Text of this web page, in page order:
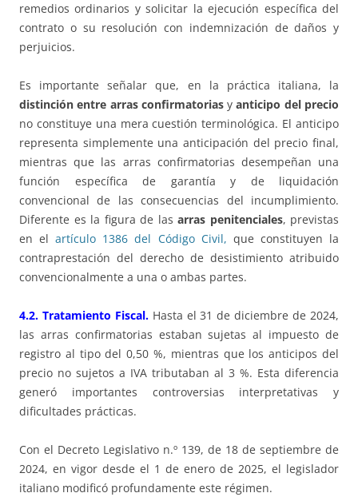
remedios ordinarios y solicitar la ejecución específica del
contrato o su resolución con indemnización de daños y
perjuicios.
Es importante señalar que, en la práctica italiana, la
distinción entre arras confirmatoriasy anticipo del precio
no constituye una mera cuestión terminológica. El anticipo
representa simplemente una anticipación del precio final,
mientras que las arras confirmatorias desempeñan una
función específica de garantía y de liquidación
convencional de las consecuencias del incumplimiento.
Diferente es la figura de las arras penitenciales, previstas
en elartículo 1386 del Código Civil, que constituyen la
contraprestación del derecho de desistimiento atribuido
convencionalmente a una o ambas partes.
4.2. Tratamiento Fiscal. Hasta el 31 de diciembre de 2024,
las arras confirmatorias estaban sujetas al impuesto de
registro al tipo del 0,50 %, mientras que los anticipos del
precio no sujetos a IVA tributaban al 3 %. Esta diferencia
generó importantes controversias interpretativas y
dificultades prácticas.
Con el Decreto Legislativo n.º 139, de 18 de septiembre de
2024, en vigor desde el 1 de enero de 2025, el legislador
italiano modificó profundamente este régimen.